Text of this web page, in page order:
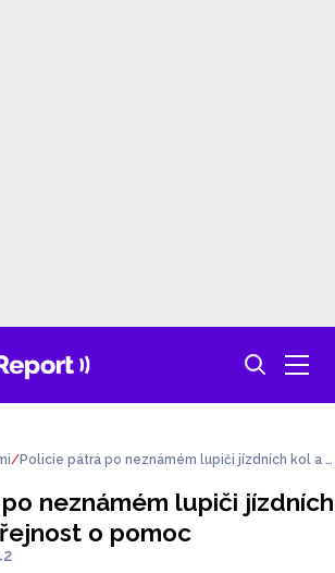
Policie pátrá po neznámém lupiči jízdních kol a ž
neznámém lupiči jízdních
o pomoc